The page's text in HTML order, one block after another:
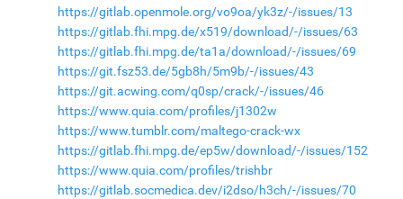
https://gitlab.openmole.org/vo9oa/yk3z/-/issues/13
https://gitlab.fhi.mpg.de/x519/download/-/issues/63
https://gitlab.fhi.mpg.de/ta1a/download/-/issues/69
https://git.fsz53.de/5gb8h/5m9b/-/issues/43
https://git.acwing.com/q0sp/crack/-/issues/46
https://www.quia.com/profiles/j1302w
https://www.tumblr.com/maltego-crack-wx
https://gitlab.fhi.mpg.de/ep5w/download/-/issues/152
https://www.quia.com/profiles/trishbr
https://gitlab.socmedica.dev/i2dso/h3ch/-/issues/70